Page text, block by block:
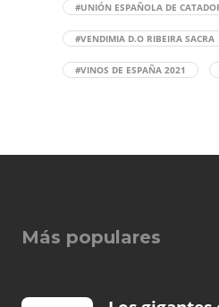
#UNIÓN ESPAÑOLA DE
#VENDIMIA D.O RIBEIRA SACRA
#VINOS DE ESPAÑA 2021
Más populares